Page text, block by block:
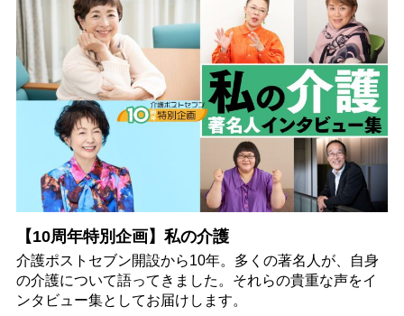
【10周年特別企画】私の介護
介護ポストセブン開設から10年。多くの著名人が、自身
の介護について語ってきました。それらの貴重な声をイ
ンタビュー集としてお届けします。